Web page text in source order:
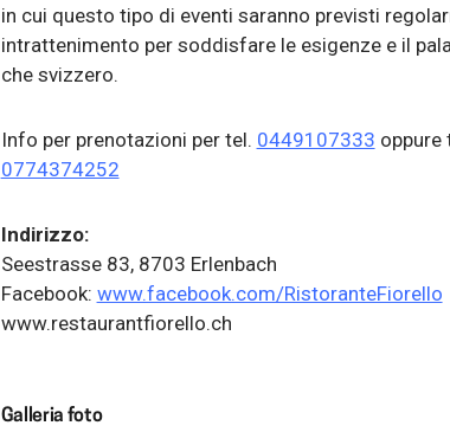
in cui questo tipo di eventi saranno previsti
intrattenimento per soddisfare le esigenze e il
che svizzero.
Info per prenotazioni per tel. 0449107333 oppure
0774374252
Indirizzo:
Seestrasse 83, 8703 Erlenbach
Facebook: www.facebook.com/RistoranteFiorello
www.restaurantfiorello.ch
Galleria foto